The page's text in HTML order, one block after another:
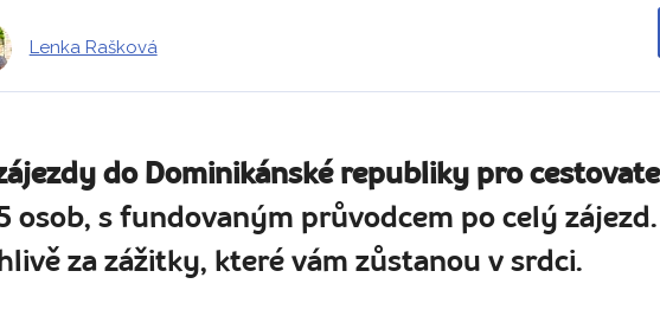
Lenka Rašková
do Dominikánské republiky pro
osob, s fundovaným průvodcem po celý zájezd.
za zážitky, které vám zůstanou v srdci.